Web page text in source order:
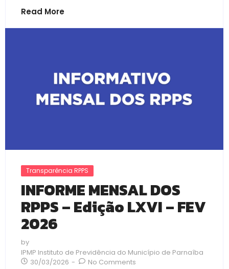
Read More
Transparência RPPS
INFORME MENSAL DOS
RPPS – Edição LXVI – FEV
2026
by
IPMP Instituto de Previdência do Município de Parnaíba
30/03/2026 - No Comments